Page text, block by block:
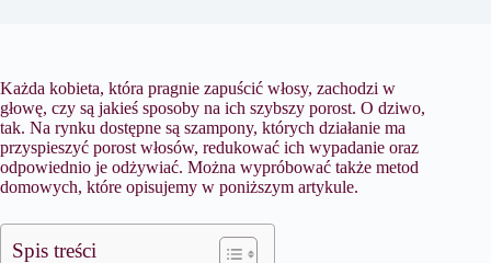
Każda kobieta, która pragnie zapuścić włosy, zachodzi w
głowę, czy są jakieś sposoby na ich szybszy porost. O dziwo,
tak. Na rynku dostępne są szampony, których działanie ma
przyspieszyć porost włosów, redukować ich wypadanie oraz
odpowiednio je odżywiać. Można wypróbować także metod
domowych, które opisujemy w poniższym artykule.
Spis treści